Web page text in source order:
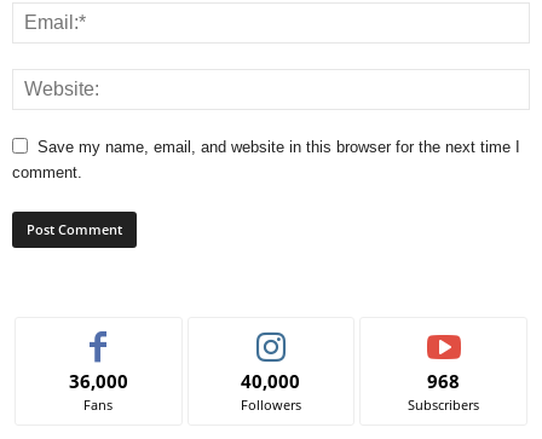
Save my name, email, and website in this browser for the next time I
comment.
36,000
Fans
40,000
Followers
968
Subscribers